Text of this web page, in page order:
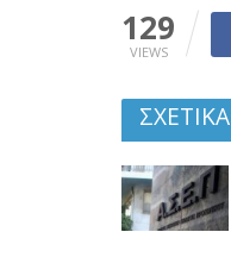
129
VIEWS
ΣΧΕΤΙΚΑ